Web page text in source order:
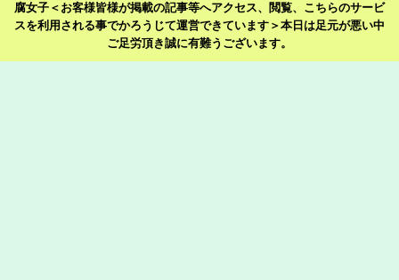
腐女子＜お客様皆様が掲載の記事等へアクセス、閲覧、こちらのサービ
スを利用される事でかろうじて運営できています＞本日は足元が悪い中
ご足労頂き誠に有難うございます。